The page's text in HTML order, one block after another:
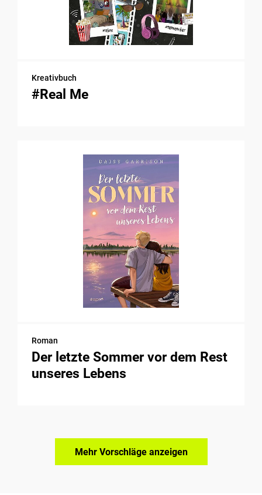
Kreativbuch
#Real Me
Roman
Der letzte Sommer vor dem Rest
unseres Lebens
Mehr Vorschläge anzeigen